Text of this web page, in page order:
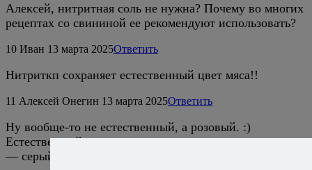
Алексей, нитритная соль не нужна? Почему во многих
рецептах со свининой ее рекомендуют использовать?
10 Иван 13 марта 2025Ответить
Нитриткп сохраняет естественный цвет мяса!!
11 Алексей Онегин 13 марта 2025Ответить
Ну вообще-то не естественный, а розовый. :)
Естественный цвет полностью приготовленного мяса
— серый из-за денатурации белков.